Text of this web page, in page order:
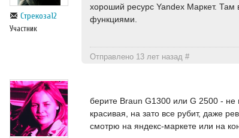
Стрекоза12
Участник
хороший ресурс Yandex Маркет. Там
функциями.
Отправлено 13 лет назад#
берите Braun G1300 или G 2500 -
красивая, на зато все рубит, даже
смотрю на яндекс-маркете или на